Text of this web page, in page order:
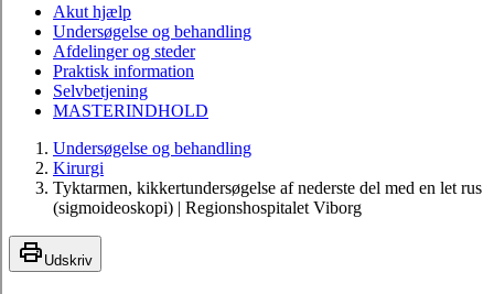
Akut hjælp
Undersøgelse og behandling
Afdelinger og steder
Praktisk information
Selvbetjening
MASTERINDHOLD
Undersøgelse og behandling
Kirurgi
Tyktarmen, kikkertundersøgelse af nederste del med en let rus
(sigmoideoskopi) | Regionshospitalet Viborg
Udskriv